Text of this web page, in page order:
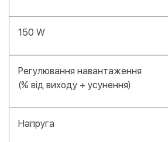
150 W
Регулювання навантаження
(% від виходу + усунення)
Напруга